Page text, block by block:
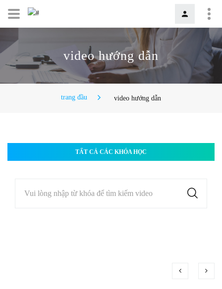
video hướng dẫn
trang đầu video hướng dẫn
TẤT CẢ CÁC KHÓA HỌC
Vui lòng nhập từ khóa để tìm kiếm video